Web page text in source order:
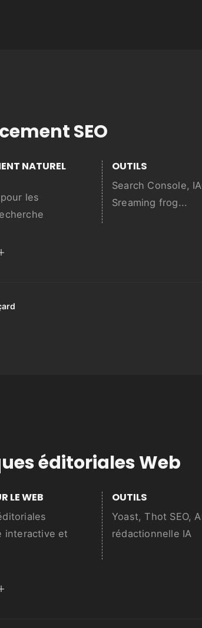
SEO
NATUREL
les
OUTILS
Search Console,
Sreaming frog...
éditoriales Web
LE WEB
interactive et
OUTILS
Yoast, Thot SEO,
rédactionnelle IA